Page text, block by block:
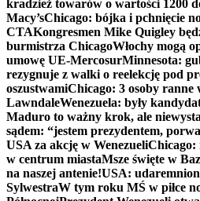
kradzież towarów o wartości 1200
Macy’sChicago: bójka i pchnięcie
CTAKongresmen Mike Quigley
burmistrza ChicagoWłochy mogą
umowę UE-MercosurMinnesota:
rezygnuje z walki o reelekcję pod
oszustwamiChicago: 3 osoby ranne
LawndaleWenezuela: były
Maduro to ważny krok, ale
sądem: “jestem prezydentem,
USA za akcję w WenezueliChicago:
w centrum miastaMsze święte w
na naszej antenie!USA:
SylwestraW tym roku MŚ w piłce